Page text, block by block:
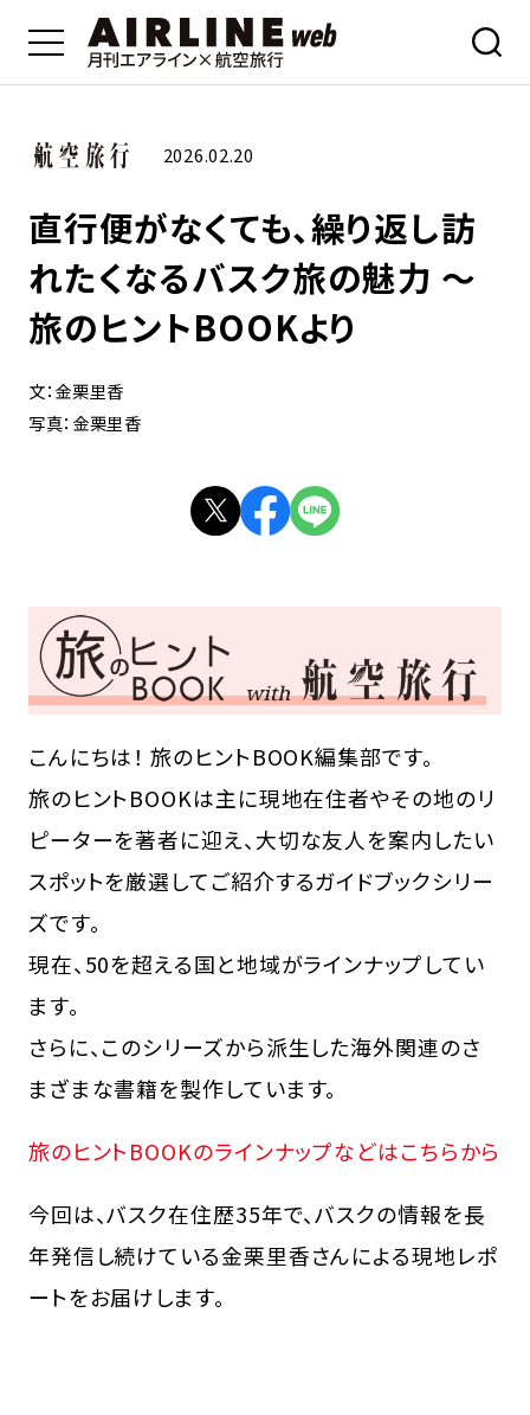
2026.02.20
直行便がなくても、繰り返し訪
れたくなるバスク旅の魅力 ～
旅のヒントBOOKより
文：金栗里香
写真：金栗里香
こんにちは！ 旅のヒントBOOK編集部です。
旅のヒントBOOKは主に現地在住者やその地のリ
ピーターを著者に迎え、大切な友人を案内したい
スポットを厳選してご紹介するガイドブックシリー
ズです。
現在、50を超える国と地域がラインナップしてい
ます。
さらに、このシリーズから派生した海外関連のさ
まざまな書籍を製作しています。
旅のヒントBOOKのラインナップなどはこちらから
今回は、バスク在住歴35年で、バスクの情報を長
年発信し続けている金栗里香さんによる現地レポ
ートをお届けします。